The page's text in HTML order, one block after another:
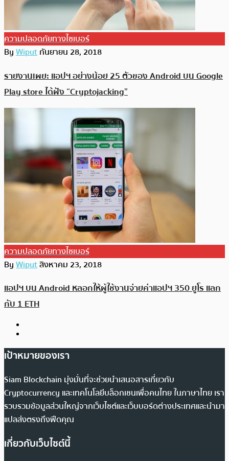
ความปลอดภัยทางไซเบอร์
ByWiputกันยายน 28, 2018
รายงานเผย: แอปฯ อย่างน้อย 25 ตัวของ Android บน Google
Play store ได้ฝัง “Cryptojacking”
ความปลอดภัยทางไซเบอร์
ByWiputสิงหาคม 23, 2018
แอปฯ บน Android หลอกให้ผู้ใช้งานจ่ายค่าแอปฯ 350 ยูโร แลก
กับ 1 ETH
เป้าหมายของเรา
Siam Blockchain มุ่งมั่นที่จะช่วยนำเสนอสารเกี่ยวกับ
Cryptocurrency และเทคโนโลยีบล็อกเชนเพื่อคนไทย ในภาษาไทย เรา
รวบรวมข้อมูลส่วนใหญ่จากเว็บไซต์และเว็บบอร์ดต่างประเทศและนำมา
แปลส่งตรงถึงฟีดคุณ
เกี่ยวกับเว็บไซต์นี้